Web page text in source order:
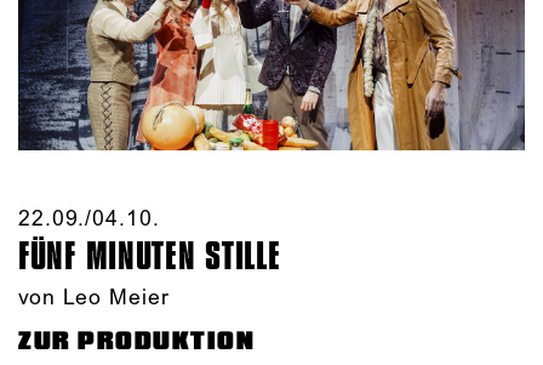
22.09./​04.10.​
FÜNF MINUTEN STILLE
von Leo Meier
ZUR PRODUKTION